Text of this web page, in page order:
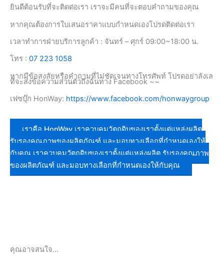
ยินดีต้อนรับที่จะติดต่อเรา เราจะมีคนที่จะตอบคำถามของคุณ
หากคุณต้องการใบเสนอราคาแบบกำหนดเองโปรดติดต่อเรา
เวลาทำการฝ่ายบริการลูกค้า : จันทร์ – ศุกร์ 09:00~18:00 น.
โทร : 07 223 1058
หากมีข้อสงสัยหรือคำถามที่ไม่ชัดเจนทางโทรศัพท์ โปรดอย่าลังเล
ที่จะส่งข้อความส่วนตัวถึงฉันทาง Facebook ~~
เฟซบุ๊ก HonWay: https://www.facebook.com/honwaygroup
เราคือ HonWay เราควบคุมวัตถุดิบของเราตั้งแต่แหล่งผลิต
รับรองคุณภาพของผลิตภัณฑ์ และมอบทางเลือกที่กำหนดเองให้
กับคุณ เราควบคุมวัตถุดิบของเราตั้งแต่แหล่งผลิต รับรองคุณภาพ
ของผลิตภัณฑ์ และมอบทางเลือกที่กำหนดเองให้กับคุณ
คุณอาจสนใจ…